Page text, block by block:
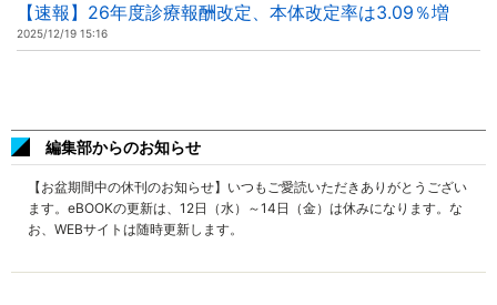
【速報】26年度診療報酬改定、本体改定率は3.09％増
2025/12/19 15:16
編集部からのお知らせ
【お盆期間中の休刊のお知らせ】いつもご愛読いただきありがとうござい
ます。eBOOKの更新は、12日（水）～14日（金）は休みになります。な
お、WEBサイトは随時更新します。